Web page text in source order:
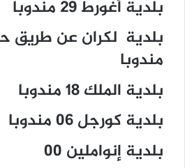
بلدية أغورط 29 مندوبا
مندوبا
بلدية الملك 18 مندوبا
بلدية كورجل 06 مندوبا
بلدية إنواملين 00